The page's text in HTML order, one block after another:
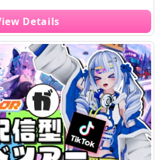
Details